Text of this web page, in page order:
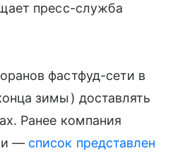
пресс-служба
фастфуд-сети в
зимы) доставлять
Ранее компания
— список представлен